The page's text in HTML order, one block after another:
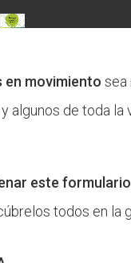
en movimiento sea
algunos de toda
este formulario
todos en la